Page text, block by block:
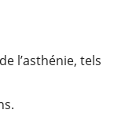
l’asthénie, tels